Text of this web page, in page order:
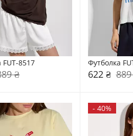
FUT-8517
₴
Футболка
622 ₴
- 40%